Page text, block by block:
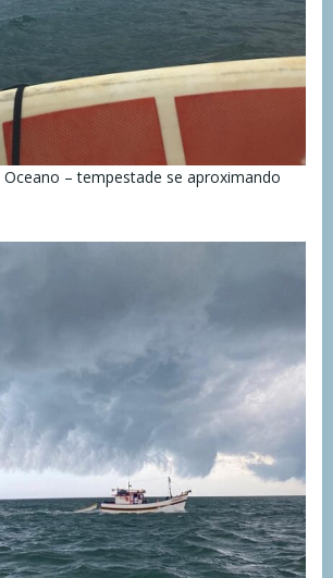
Oceano – tempestade se aproximando